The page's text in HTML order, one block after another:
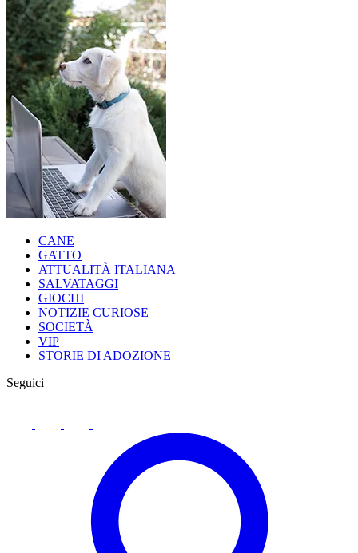
CANE
GATTO
ATTUALITÀ ITALIANA
SALVATAGGI
GIOCHI
NOTIZIE CURIOSE
SOCIETÀ
VIP
STORIE DI ADOZIONE
Seguici